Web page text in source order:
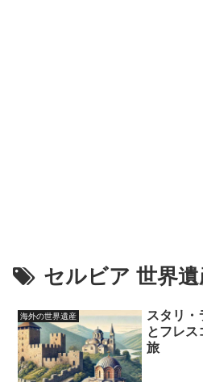
セルビア 世界
海外の世界遺産
スタリ・
とフレス
旅